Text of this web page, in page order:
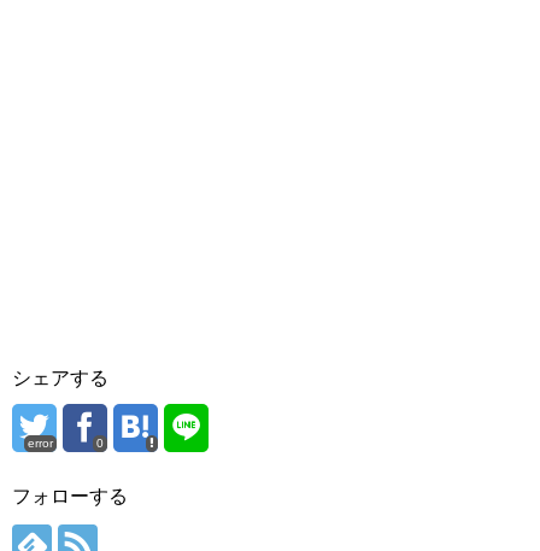
シェアする
error 0
フォローする